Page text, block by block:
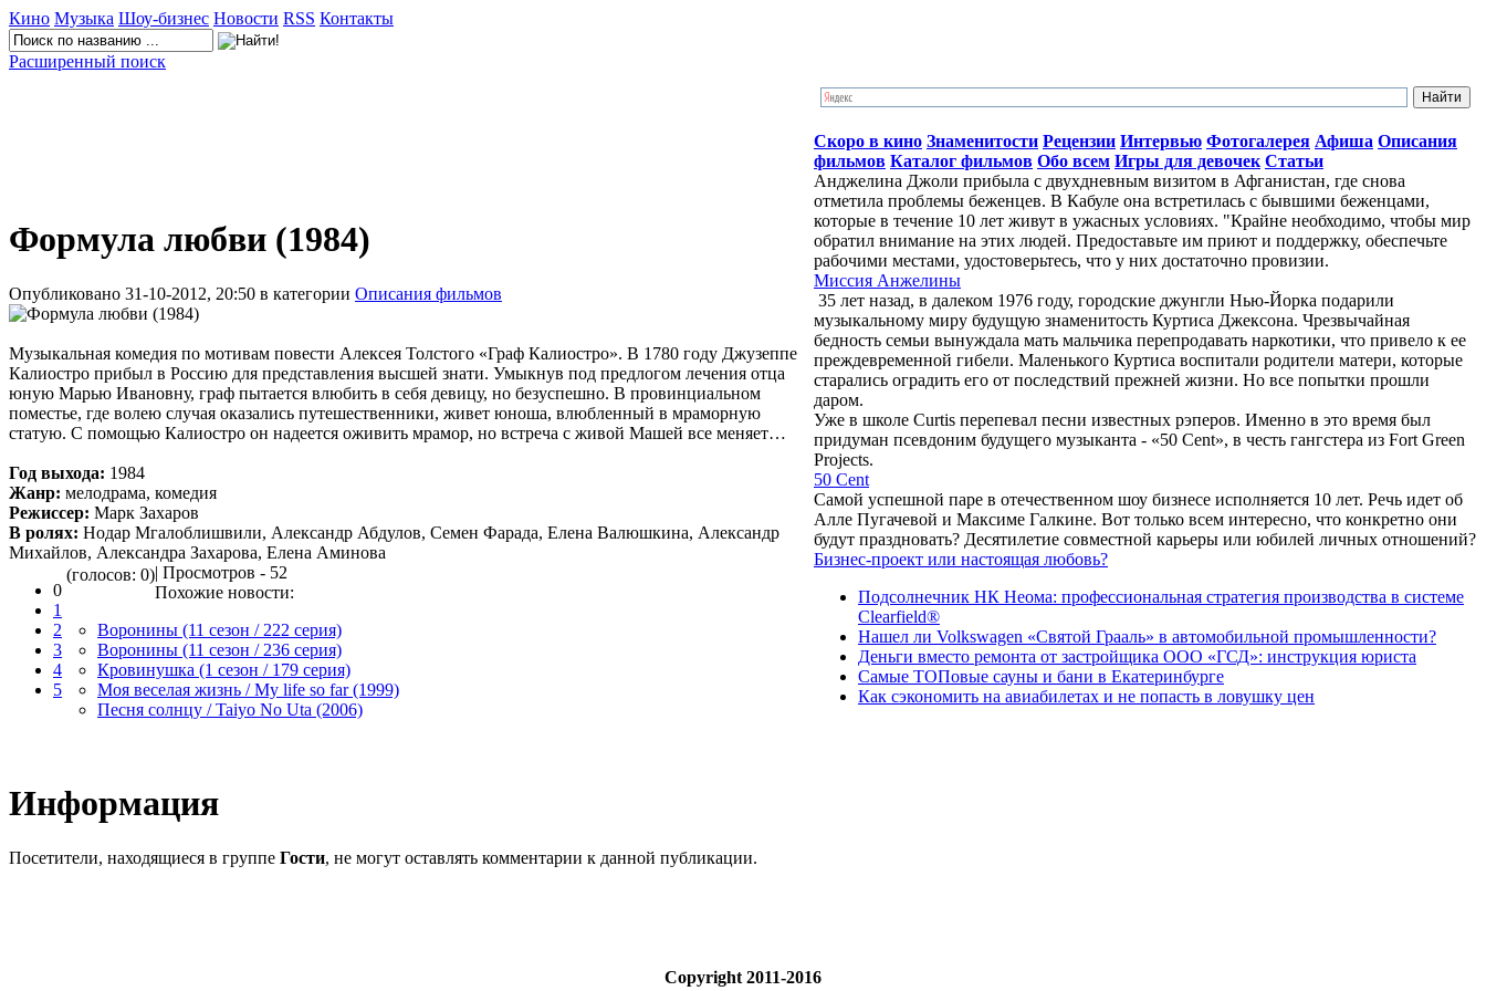
Кино Музыка Шоу-бизнес Новости RSS Контакты
Расширенный поиск
Формула любви (1984)
Опубликовано 31-10-2012, 20:50 в категории Описания фильмов
Музыкальная комедия по мотивам повести Алексея Толстого «Граф Калиостро». В 1780 году Джузеппе
Калиостро прибыл в Россию для представления высшей знати. Умыкнув под предлогом лечения отца
юную Марью Ивановну, граф пытается влюбить в себя девицу, но безуспешно. В провинциальном
поместье, где волею случая оказались путешественники, живет юноша, влюбленный в мраморную
статую. С помощью Калиостро он надеется оживить мрамор, но встреча с живой Машей все меняет…
Год выхода: 1984
Жанр: мелодрама, комедия
Режиссер: Марк Захаров
В ролях: Нодар Мгалоблишвили, Александр Абдулов, Семен Фарада, Елена Валюшкина, Александр
Михайлов, Александра Захарова, Елена Аминова
0
1
2
3
4
5
(голосов: 0)| Просмотров - 52
Похожие новости:
Воронины (11 сезон / 222 серия)
Воронины (11 сезон / 236 серия)
Кровинушка (1 сезон / 179 серия)
Моя веселая жизнь / My life so far (1999)
Песня солнцу / Taiyo No Uta (2006)
Информация
Посетители, находящиеся в группе Гости, не могут оставлять комментарии к данной публикации.
Скоро в кино Знаменитости Рецензии Интервью Фотогалерея Афиша Описания
фильмов Каталог фильмов Обо всем Игры для девочек Статьи
Анджелина Джоли прибыла с двухдневным визитом в Афганистан, где снова
отметила проблемы беженцев. В Кабуле она встретилась с бывшими беженцами,
которые в течение 10 лет живут в ужасных условиях. "Крайне необходимо, чтобы мир
обратил внимание на этих людей. Предоставьте им приют и поддержку, обеспечьте
рабочими местами, удостоверьтесь, что у них достаточно провизии.
Миссия Анжелины
35 лет назад, в далеком 1976 году, городские джунгли Нью-Йорка подарили
музыкальному миру будущую знаменитость Куртиса Джексона. Чрезвычайная
бедность семьи вынуждала мать мальчика перепродавать наркотики, что привело к ее
преждевременной гибели. Маленького Куртиса воспитали родители матери, которые
старались оградить его от последствий прежней жизни. Но все попытки прошли
даром.
Уже в школе Curtis перепевал песни известных рэперов. Именно в это время был
придуман псевдоним будущего музыканта - «50 Cent», в честь гангстера из Fort Green
Projects.
50 Cent
Самой успешной паре в отечественном шоу бизнесе исполняется 10 лет. Речь идет об
Алле Пугачевой и Максиме Галкине. Вот только всем интересно, что конкретно они
будут праздновать? Десятилетие совместной карьеры или юбилей личных отношений?
Бизнес-проект или настоящая любовь?
Подсолнечник НК Неома: профессиональная стратегия производства в системе
Clearfield®
Нашел ли Volkswagen «Святой Грааль» в автомобильной промышленности?
Деньги вместо ремонта от застройщика ООО «ГСД»: инструкция юриста
Самые ТОПовые сауны и бани в Екатеринбурге
Как сэкономить на авиабилетах и не попасть в ловушку цен
Copyright 2011-2016